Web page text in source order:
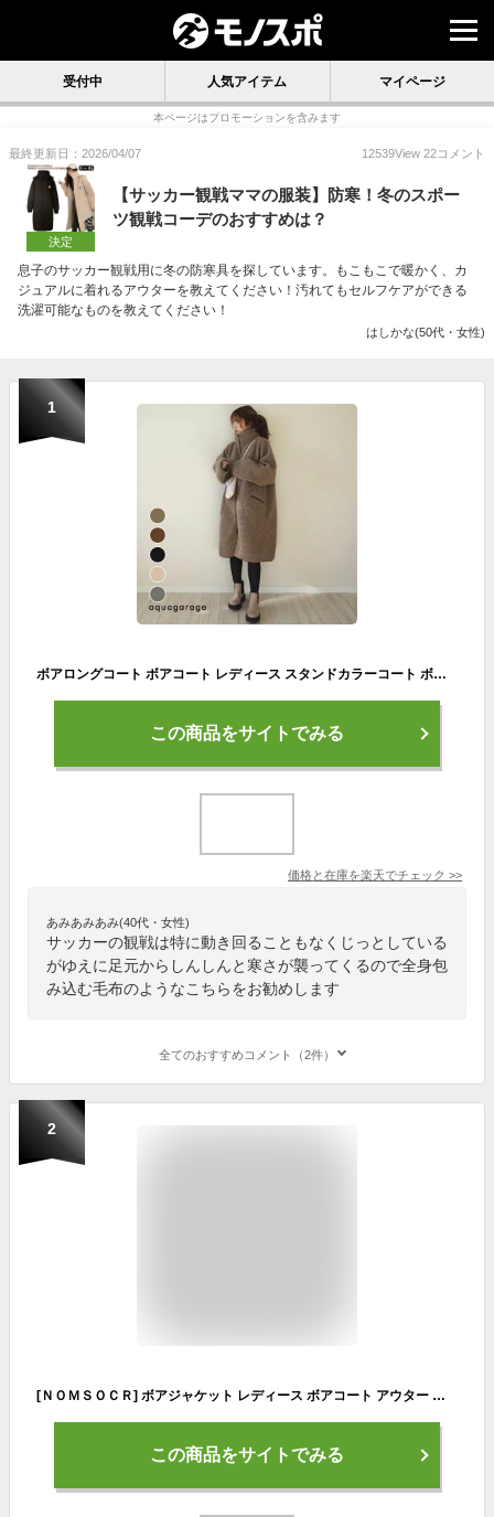
受付中 人気アイテム マイページ
本ページはプロモーションを含みます
最終更新日：2026/04/07 12539View 22コメント
決定
【サッカー観戦ママの服装】防寒！冬のスポー
ツ観戦コーデのおすすめは？
息子のサッカー観戦用に冬の防寒具を探しています。もこもこで暖かく、カ
ジュアルに着れるアウターを教えてください！汚れてもセルフケアができる
洗濯可能なものを教えてください！
はしかな(50代・女性)
1
ボアロングコート ボアコート レディース スタンドカラーコート ボアブルゾン モコモコ アウター 冬コート レディースコート ロングコート ボア コート ロング 冬 秋冬 もこもこ コート 大人カジュアル ロングブルゾン ロング丈 送料無料
この商品をサイトでみる
価格と在庫を楽天でチェック >>
あみあみあみ(40代・女性)
サッカーの観戦は特に動き回ることもなくじっとしている
がゆえに足元からしんしんと寒さが襲ってくるので全身包
み込む毛布のようなこちらをお勧めします
全てのおすすめコメント（2件）
2
[ＮＯＭＳＯＣＲ] ボアジャケット レディース ボアコート アウター ボアブルゾン もこもこ 防寒コート フード付き カジュアル 冬服 ゆったり アウトドア 暖かい フリースジャケット 体型カバー (2XL, ベージュ)
この商品をサイトでみる